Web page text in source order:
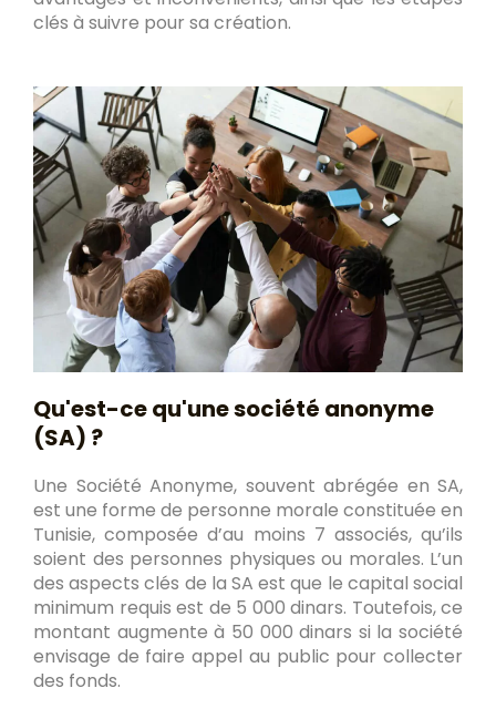
clés à suivre pour sa création.
Qu'est-ce qu'une société anonyme
(SA) ?
Une Société Anonyme, souvent abrégée en SA,
est une forme de personne morale constituée en
Tunisie, composée d’au moins 7 associés, qu’ils
soient des personnes physiques ou morales. L’un
des aspects clés de la SA est que le capital social
minimum requis est de 5 000 dinars. Toutefois, ce
montant augmente à 50 000 dinars si la société
envisage de faire appel au public pour collecter
des fonds.